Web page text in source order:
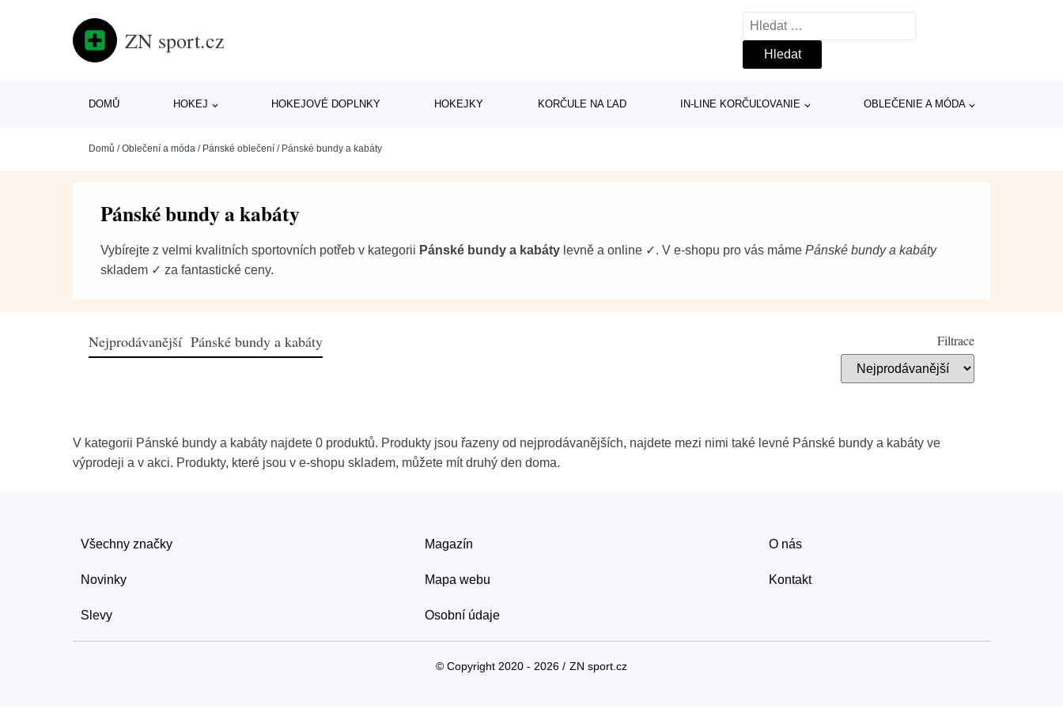
ZN sport.cz
Vyhledávání
DOMŮ HOKEJ HOKEJOVÉ DOPLNKY HOKEJKY KORČULE NA ĽAD IN-LINE KORČUĽOVANIE OBLEČENIE A MÓDA
Domů /Oblečení a móda / Pánské oblečení / Pánské bundy a kabáty
Pánské bundy a kabáty
Vybírejte z velmi kvalitních sportovních potřeb v kategorii Pánské bundy a kabáty levně a online ✓. V e-shopu pro vás máme Pánské bundy a kabáty
skladem ✓ za fantastické ceny.
Nejprodávanější Pánské bundy a kabáty Filtrace
V kategorii Pánské bundy a kabáty najdete 0 produktů. Produkty jsou řazeny od nejprodávanějších, najdete mezi nimi také levné Pánské bundy a kabáty ve
výprodeji a v akci. Produkty, které jsou v e-shopu skladem, můžete mít druhý den doma.
Všechny značky
Novinky
Slevy
Magazín
Mapa webu
Osobní údaje
O nás
Kontakt
© Copyright 2020 - 2026 / ZN sport.cz